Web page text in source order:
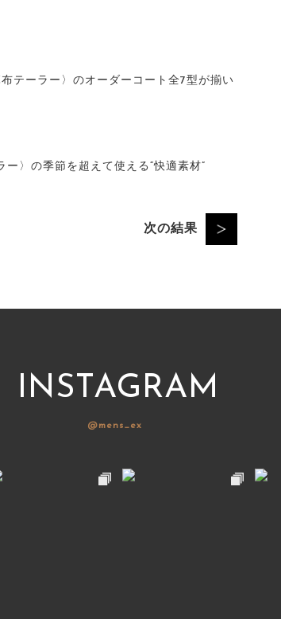
テーラー〉のオーダーコート全7型が揃い
〉の季節を超えて使える“快適素材”
次の結果
INSTAGRAM
@mens_ex